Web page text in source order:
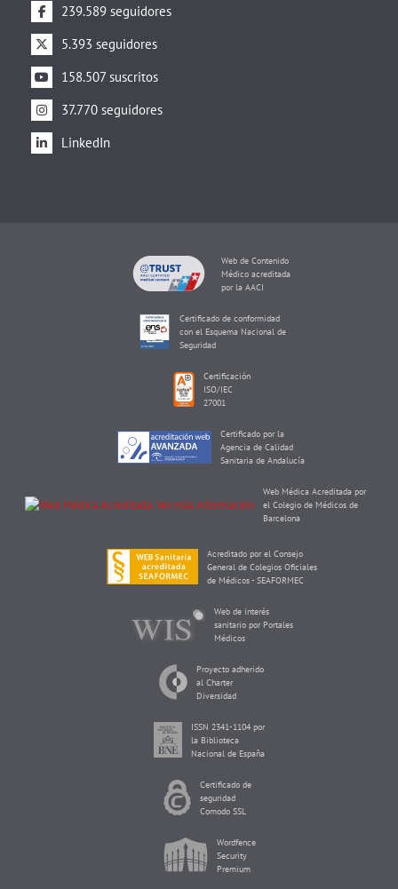
239.589 seguidores
5.393 seguidores
158.507 suscritos
37.770 seguidores
LinkedIn
Web de Contenido
Médico acreditada
por la AACI
Certificado de conformidad
con el Esquema Nacional de
Seguridad
Certificación
ISO/IEC
27001
Certificado por la
Agencia de Calidad
Sanitaria de Andalucía
Web Médica Acreditada por
el Colegio de Médicos de
Barcelona
Acreditado por el Consejo
General de Colegios Oficiales
de Médicos - SEAFORMEC
Web de interés
sanitario por Portales
Médicos
Proyecto adherido
al Charter
Diversidad
ISSN 2341-1104 por
la Biblioteca
Nacional de España
Certificado de
seguridad
Comodo SSL
Wordfence
Security
Premium